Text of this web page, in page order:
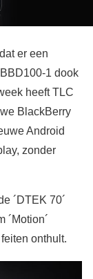
er een
1 dook
heeft TLC
BlackBerry
Android
zonder
´DTEK 70´
´Motion´
onthult.